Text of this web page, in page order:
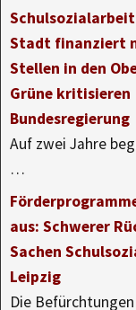
Stadt finanziert
Stellen in den
Grüne kritisieren
Bundesregierung
Auf zwei Jahre
…
aus: Schwerer
Sachen
Leipzig
Die